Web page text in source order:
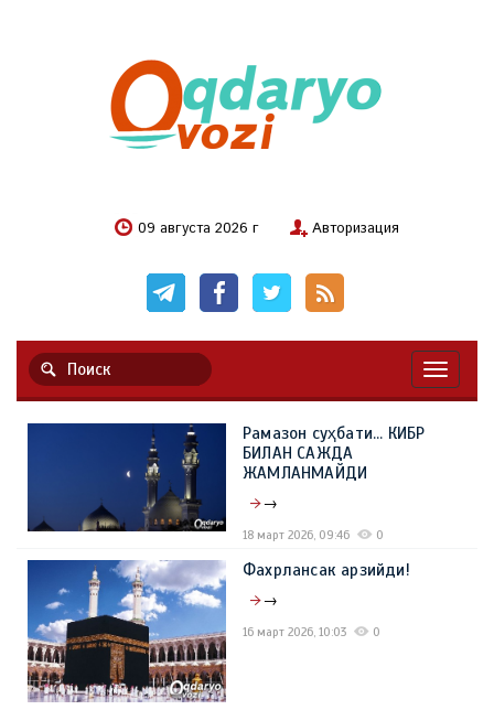
09 августа 2026 г Авторизация
Рамазон суҳбати... КИБР
БИЛАН САЖДА
ЖАМЛАНМАЙДИ
→
18 март 2026, 09:46 0
Фахрлансак арзийди!
→
16 март 2026, 10:03 0